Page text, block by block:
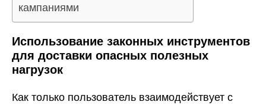
кампаниями
Использование законных инструментов
для доставки опасных полезных
нагрузок
Как только пользователь взаимодействует с